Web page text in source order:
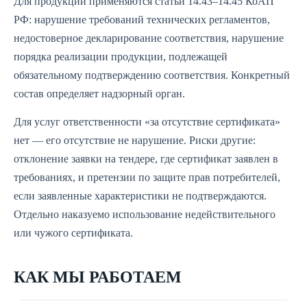
РФ: нарушение требований технических регламентов,
недостоверное декларирование соответствия, нарушение
порядка реализации продукции, подлежащей
обязательному подтверждению соответствия. Конкретный
состав определяет надзорный орган.
Для услуг ответственности «за отсутствие сертификата»
нет — его отсутствие не нарушение. Риски другие:
отклонение заявки на тендере, где сертификат заявлен в
требованиях, и претензии по защите прав потребителей,
если заявленные характеристики не подтверждаются.
Отдельно наказуемо использование недействительного
или чужого сертификата.
КАК МЫ РАБОТАЕМ